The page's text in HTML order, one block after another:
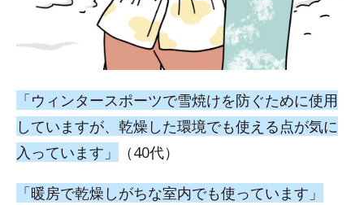
「ウィンタースポーツで雪焼けを防ぐために使用
していますが、乾燥した環境でも使える点が気に
入っています」
（40代）
「暖房で乾燥しがちな室内でも使っています」